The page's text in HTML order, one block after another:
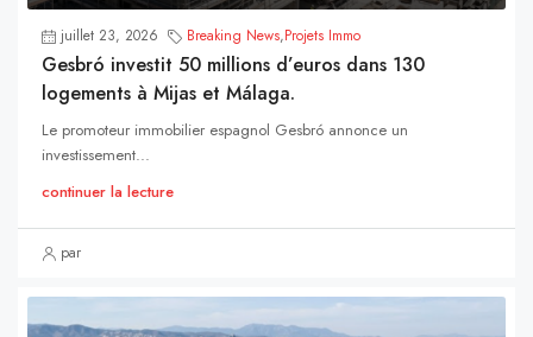
juillet 23, 2026 Breaking News,Projets Immo
Gesbró investit 50 millions d’euros dans 130
logements à Mijas et Málaga.
Le promoteur immobilier espagnol Gesbró annonce un
investissement...
continuer la lecture
par